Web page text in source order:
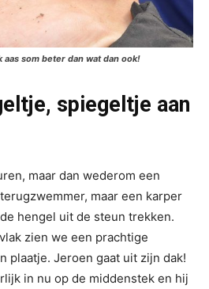
som beter dan wat dan ook!
spiegeltje aan
maar dan wederom een
maar een karper
hengel uit de steun trekken.
zien we een prachtige
plaatje. Jeroen gaat uit zijn dak!
in nu op de middenstek en hij